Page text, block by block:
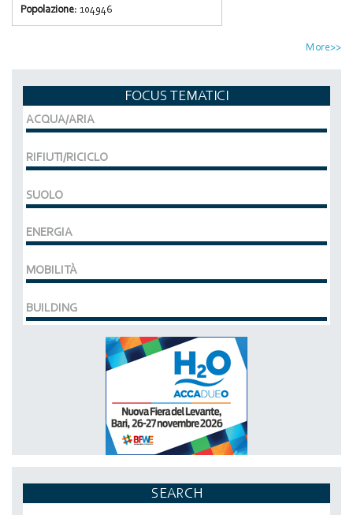
Popolazione: 104946
More>>
FOCUS TEMATICI
ACQUA/ARIA
RIFIUTI/RICICLO
SUOLO
ENERGIA
MOBILITÀ
BUILDING
SEARCH